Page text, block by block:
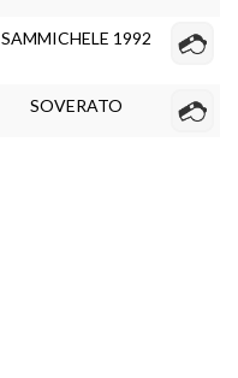
SAMMICHELE 1992
SOVERATO